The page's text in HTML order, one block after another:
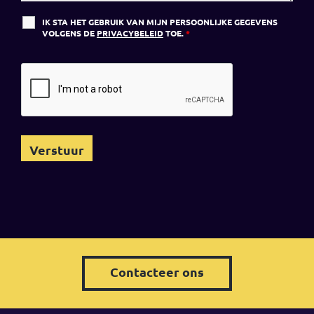
IK STA HET GEBRUIK VAN MIJN PERSOONLIJKE GEGEVENS
VOLGENS DE PRIVACYBELEIDTOE.*
Contacteer ons